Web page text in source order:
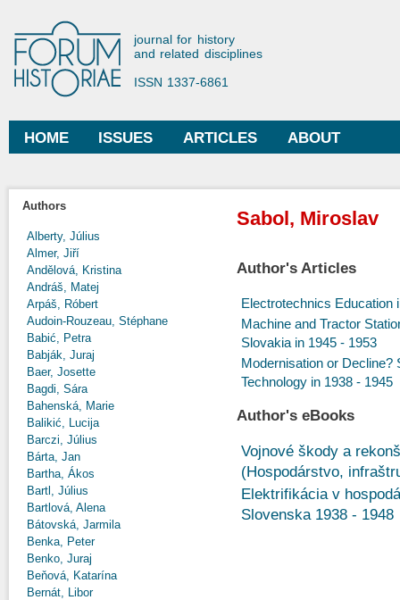
Forum Historiae
journal for history
and related disciplines
ISSN 1337-6861
Main menu
HOME ISSUES ARTICLES ABOUT
Authors
Alberty, Július
Almer, Jiří
Andělová, Kristina
Andráš, Matej
Arpáš, Róbert
Audoin-Rouzeau, Stéphane
Babić, Petra
Babják, Juraj
Baer, Josette
Bagdi, Sára
Bahenská, Marie
Balikić, Lucija
Barczi, Július
Bárta, Jan
Bartha, Ákos
Bartl, Július
Bartlová, Alena
Bátovská, Jarmila
Benka, Peter
Benko, Juraj
Beňová, Katarína
Bernát, Libor
Sabol, Miroslav
Author's Articles
Electrotechnics Education
Machine and Tractor
Slovakia in 1945 - 1953
Modernisation or
Technology in 1938 - 1945
Author's eBooks
Vojnové škody a
(Hospodárstvo,
Elektrifikácia v
Slovenska 1938 - 1948